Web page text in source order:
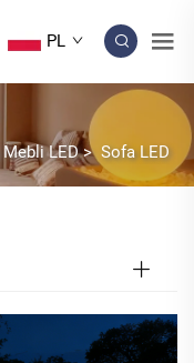
PL
LED> Sofa LED